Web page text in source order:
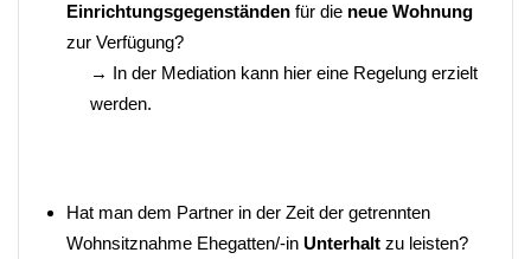
Einrichtungsgegenständen für die neue Wohnung
zur Verfügung?
→ In der Mediation kann hier eine Regelung erzielt
werden.
Hat man dem Partner in der Zeit der getrennten
Wohnsitznahme Ehegatten/-in Unterhalt zu leisten?